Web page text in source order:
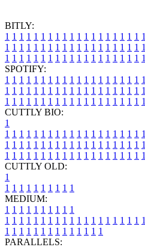
BITLY:
1 1 1 1 1 1 1 1 1 1 1 1 1 1 1 1 1 1 1 1
1 1 1 1 1 1 1 1 1 1 1 1 1 1 1 1 1 1 1 1
1 1 1 1 1 1 1 1 1 1 1 1 1 1 1 1 1 1 1 1
SPOTIFY:
1 1 1 1 1 1 1 1 1 1 1 1 1 1 1 1 1 1 1 1
1 1 1 1 1 1 1 1 1 1 1 1 1 1 1 1 1 1 1 1
1 1 1 1 1 1 1 1 1 1 1 1 1 1 1 1 1 1 1 1
CUTTLY BIO:
1
1 1 1 1 1 1 1 1 1 1 1 1 1 1 1 1 1 1 1 1
1 1 1 1 1 1 1 1 1 1 1 1 1 1 1 1 1 1 1 1
1 1 1 1 1 1 1 1 1 1 1 1 1 1 1 1 1 1 1 1
CUTTLY OLD:
1
1 1 1 1 1 1 1 1 1 1
MEDIUM:
1 1 1 1 1 1 1 1 1 1
1 1 1 1 1 1 1 1 1 1 1 1 1 1 1 1 1 1 1 1
1 1 1 1 1 1 1 1 1 1 1 1 1 1
PARALLELS: